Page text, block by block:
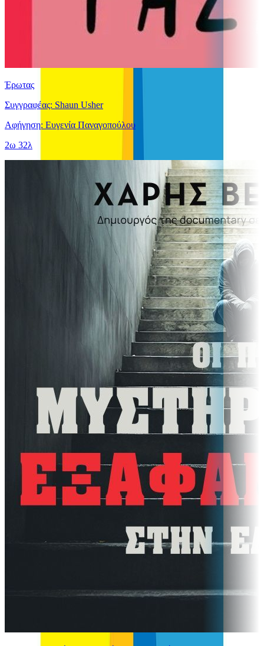
Έρωτας
Συγγραφέας: Shaun Usher
Αφήγηση: Ευγενία Παναγοπούλου
2ω 32λ